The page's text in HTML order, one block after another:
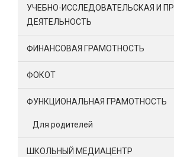
УЧЕБНО-ИССЛЕДОВАТЕЛЬСКАЯ И
ДЕЯТЕЛЬНОСТЬ
ФИНАНСОВАЯ ГРАМОТНОСТЬ
ФОКОТ
ФУНКЦИОНАЛЬНАЯ ГРАМОТНОСТЬ
Для родителей
ШКОЛЬНЫЙ МЕДИАЦЕНТР